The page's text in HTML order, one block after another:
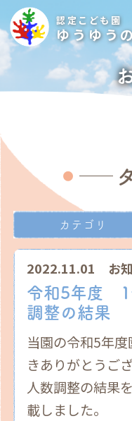
認定こども園
ゆうゆう
カテゴリ
2022.11.01 お
令和5年度
調整の結果
当園の令和5年
きありがとうご
人数調整の結果
載しました。